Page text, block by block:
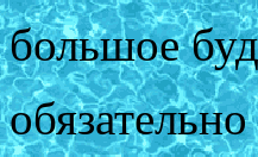
большое